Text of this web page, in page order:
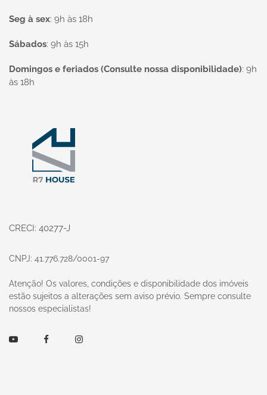
Seg à sex: 9h às 18h
Sábados: 9h às 15h
Domingos e feriados (Consulte nossa disponibilidade): 9h
às 18h
CRECI: 40277-J
CNPJ: 41.776.728/0001-97
Atenção! Os valores, condições e disponibilidade dos imóveis
estão sujeitos a alterações sem aviso prévio. Sempre consulte
nossos especialistas!
Youtube FacebookInstagram